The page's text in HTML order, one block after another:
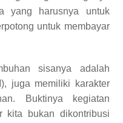
yang harusnya untuk
untuk membayar
sisanya adalah
juga memiliki karakter
Buktinya kegiatan
kita bukan dikontribusi